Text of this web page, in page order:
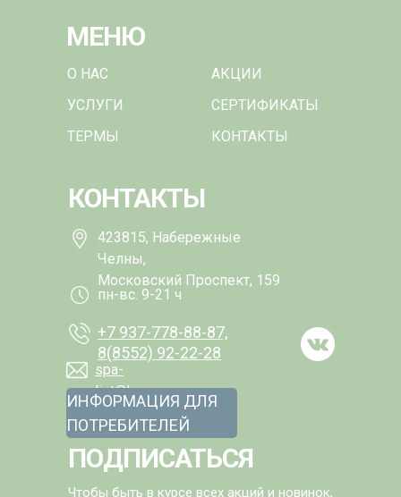
КОНТАКТЫ
МЕНЮ
УСЛУГИ
ТЕРМЫ
АКЦИИ
Чтобы быть в курсе всех акций и новинок,
+7 937-778-88-87,
8(8552) 92-22-28
пн-вс. 9-21 ч
423815, Набережные
Челны,
Московский Проспект, 159
spa-
list@kamarooms.com
СЕРТИФИКАТЫ
О НАС
ПОДПИСАТЬСЯ
КОНТАКТЫ
ИНФОРМАЦИЯ ДЛЯ
ПОТРЕБИТЕЛЕЙ